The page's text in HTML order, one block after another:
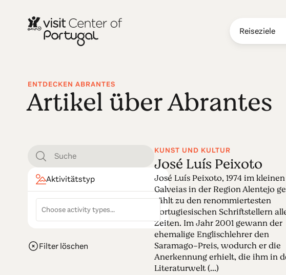
Reiseziele
ENTDECKEN ABRANTES
Artikel über Abrantes
Aktivitätstyp
Filter löschen
KUNST UND KULTUR
José Luís Peixoto
José Luís Peixoto, 1974 im
Galveias in der Region Alentejo
zählt zu den renommiertesten
portugiesischen Schriftstellern
Zeiten. Im Jahr 2001 gewann der
ehemalige Englischlehrer den
Saramago-Preis, wodurch er die
Anerkennung erhielt, die ihm in
Literaturwelt (...)